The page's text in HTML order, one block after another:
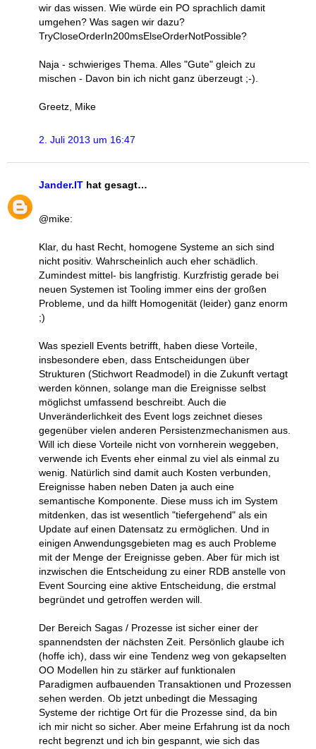
wir das wissen. Wie würde ein PO sprachlich damit
umgehen? Was sagen wir dazu?
TryCloseOrderIn200msElseOrderNotPossible?
Naja - schwieriges Thema. Alles "Gute" gleich zu
mischen - Davon bin ich nicht ganz überzeugt ;-).
Greetz, Mike
2. Juli 2013 um 16:47
Jander.IT hat gesagt…
@mike:
Klar, du hast Recht, homogene Systeme an sich sind
nicht positiv. Wahrscheinlich auch eher schädlich.
Zumindest mittel- bis langfristig. Kurzfristig gerade bei
neuen Systemen ist Tooling immer eins der großen
Probleme, und da hilft Homogenität (leider) ganz enorm
;)
Was speziell Events betrifft, haben diese Vorteile,
insbesondere eben, dass Entscheidungen über
Strukturen (Stichwort Readmodel) in die Zukunft vertagt
werden können, solange man die Ereignisse selbst
möglichst umfassend beschreibt. Auch die
Unveränderlichkeit des Event logs zeichnet dieses
gegenüber vielen anderen Persistenzmechanismen aus.
Will ich diese Vorteile nicht von vornherein weggeben,
verwende ich Events eher einmal zu viel als einmal zu
wenig. Natürlich sind damit auch Kosten verbunden,
Ereignisse haben neben Daten ja auch eine
semantische Komponente. Diese muss ich im System
mitdenken, das ist wesentlich "tiefergehend" als ein
Update auf einen Datensatz zu ermöglichen. Und in
einigen Anwendungsgebieten mag es auch Probleme
mit der Menge der Ereignisse geben. Aber für mich ist
inzwischen die Entscheidung zu einer RDB anstelle von
Event Sourcing eine aktive Entscheidung, die erstmal
begründet und getroffen werden will.
Der Bereich Sagas / Prozesse ist sicher einer der
spannendsten der nächsten Zeit. Persönlich glaube ich
(hoffe ich), dass wir eine Tendenz weg von gekapselten
OO Modellen hin zu stärker auf funktionalen
Paradigmen aufbauenden Transaktionen und Prozessen
sehen werden. Ob jetzt unbedingt die Messaging
Systeme der richtige Ort für die Prozesse sind, da bin
ich mir nicht so sicher. Aber meine Erfahrung ist da noch
recht begrenzt und ich bin gespannt, wie sich das